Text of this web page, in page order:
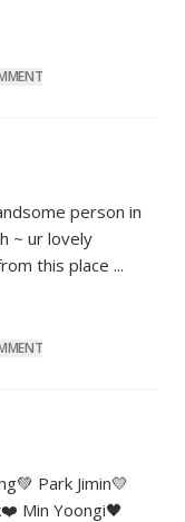
person in
~ ur lovely
this place ...
Park Jimin💛
Min Yoongi🖤